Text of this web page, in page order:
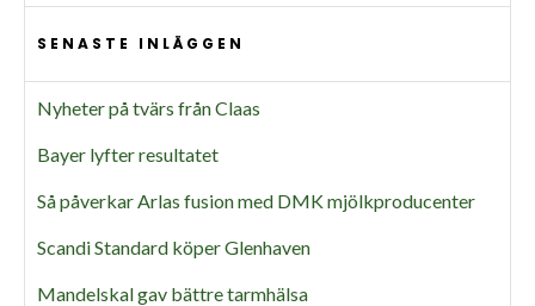
SENASTE INLÄGGEN
Nyheter på tvärs från Claas
Bayer lyfter resultatet
Så påverkar Arlas fusion med DMK mjölkproducenter
Scandi Standard köper Glenhaven
Mandelskal gav bättre tarmhälsa